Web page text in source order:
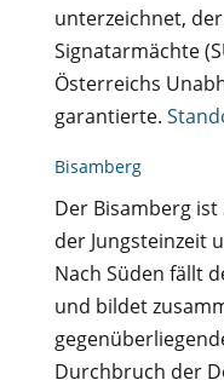
unterzeichnet,
Signatarmächte
Österreichs
garantierte.
Bisamberg
Der Bisamberg
der Jungsteinzeit
Nach Süden fällt
und bildet
Durchbruch der